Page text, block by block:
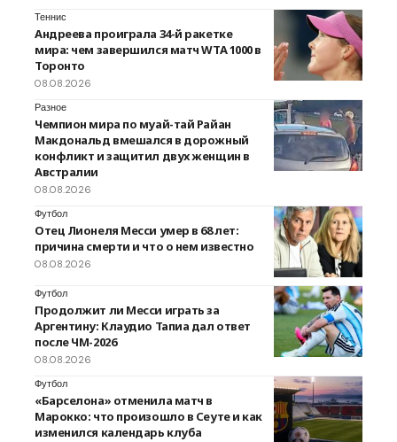
Теннис
Андреева проиграла 34-й ракетке
мира: чем завершился матч WTA 1000 в
Торонто
08.08.2026
Разное
Чемпион мира по муай-тай Райан
Макдональд вмешался в дорожный
конфликт и защитил двух женщин в
Австралии
08.08.2026
Футбол
Отец Лионеля Месси умер в 68 лет:
причина смерти и что о нем известно
08.08.2026
Футбол
Продолжит ли Месси играть за
Аргентину: Клаудио Тапиа дал ответ
после ЧМ-2026
08.08.2026
Футбол
«Барселона» отменила матч в
Марокко: что произошло в Сеуте и как
изменился календарь клуба